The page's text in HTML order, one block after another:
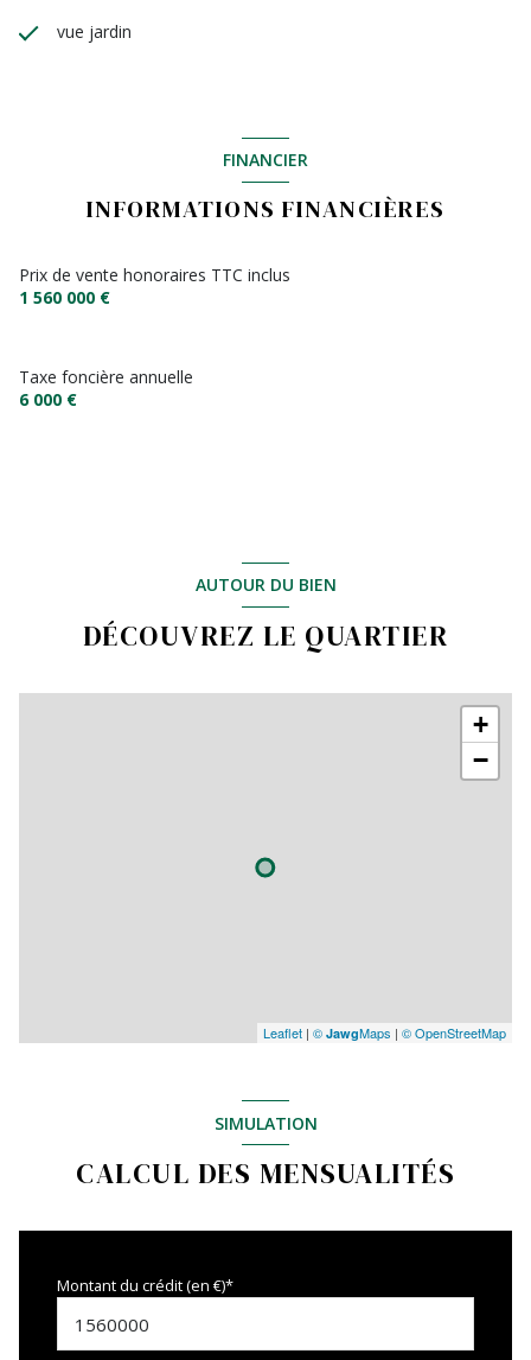
vue jardin
FINANCIER
INFORMATIONS FINANCIÈRES
Prix de vente honoraires TTC inclus
1 560 000 €
Taxe foncière annuelle
6 000 €
AUTOUR DU BIEN
DÉCOUVREZ LE QUARTIER
+
−
Leaflet | © JawgMaps | © OpenStreetMap
SIMULATION
CALCUL DES MENSUALITÉS
Montant du crédit (en €)*